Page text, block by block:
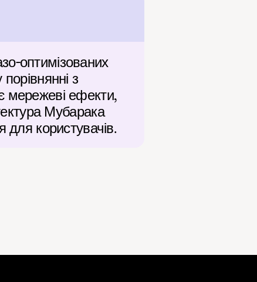
оптимізованих
з
мережеві ефекти,
Мубарака
для користувачів.